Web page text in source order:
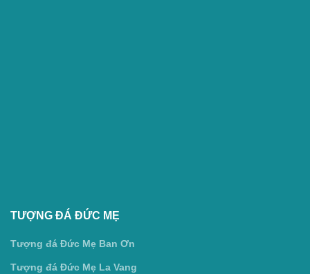
TƯỢNG ĐÁ ĐỨC MẸ
Tượng đá Đức Mẹ Ban Ơn
Tượng đá Đức Mẹ La Vang